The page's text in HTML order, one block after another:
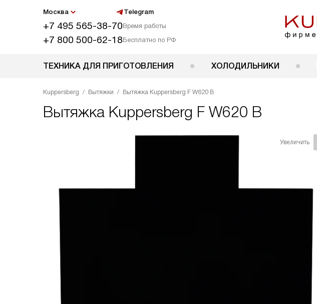
Москва Telegram
+7 495 565-38-70Время работы
+7 800 500-62-18Бесплатно по РФ
ТЕХНИКА ДЛЯ ПРИГОТОВЛЕНИЯ ХОЛОДИЛЬНИКИ
Kuppersberg Вытяжки Вытяжка Kuppersberg F W620 B
Вытяжка Kuppersberg F W620 B